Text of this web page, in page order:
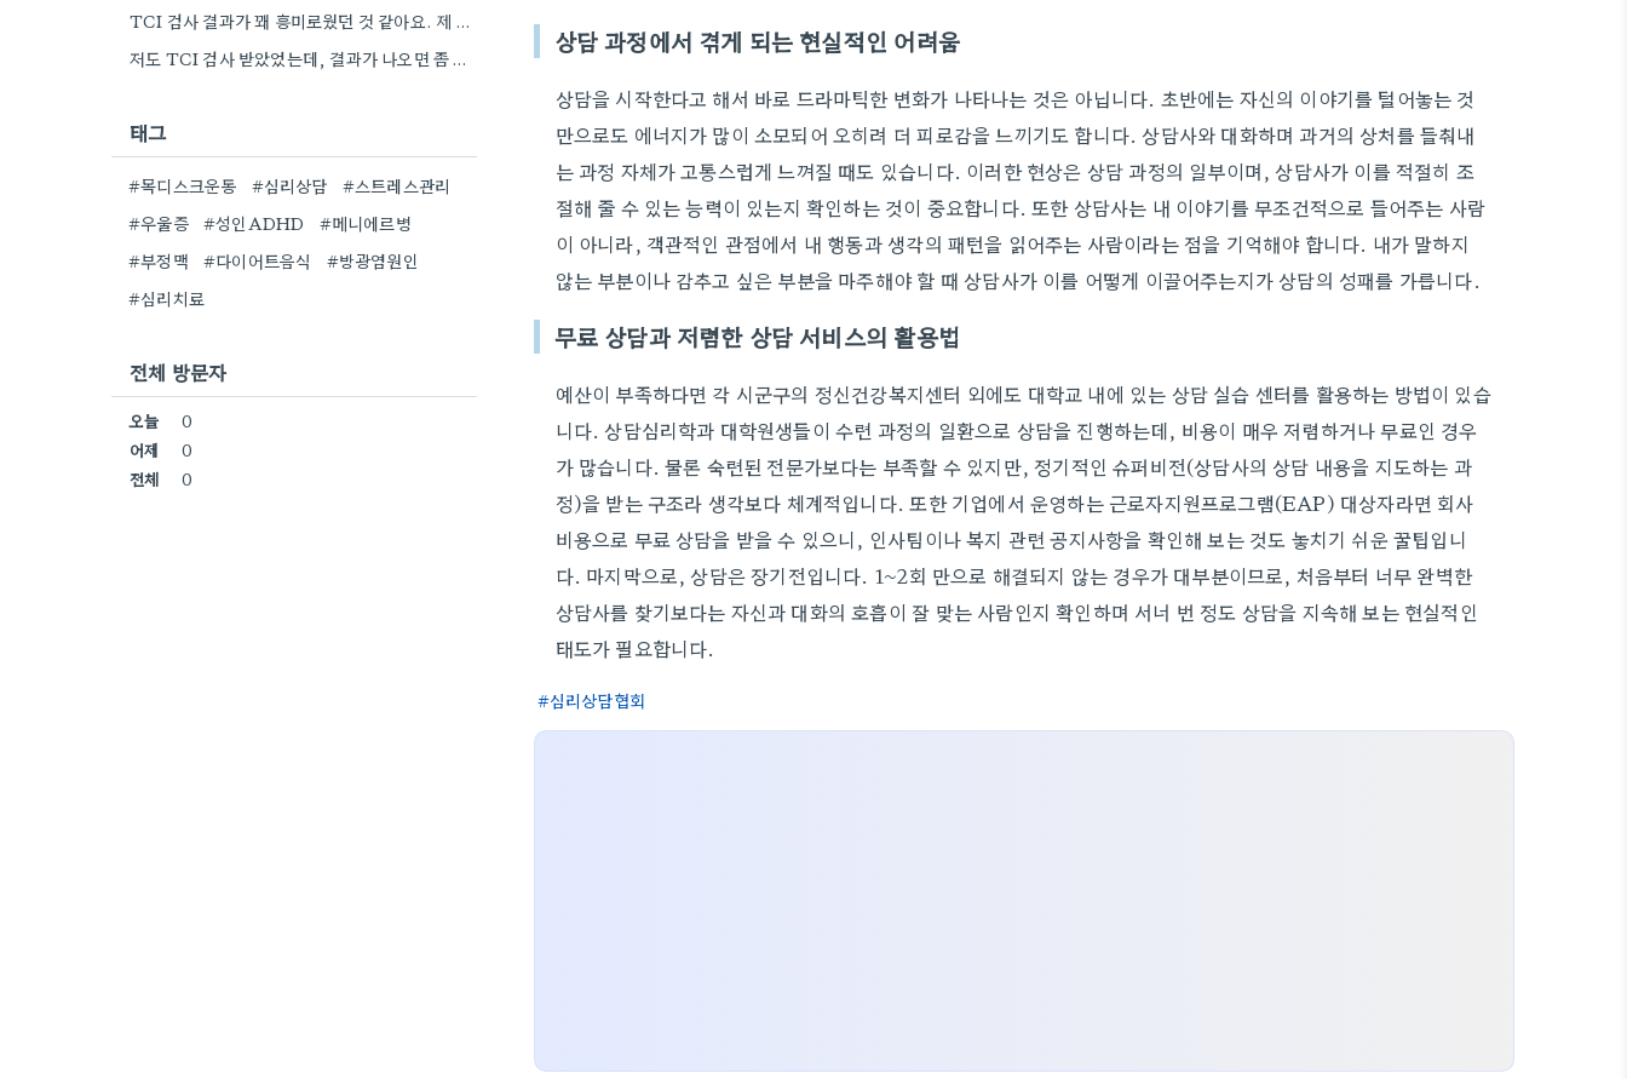
상담 과정에서 겪게 되는 현실적인 어려움
상담을 시작한다고 해서 바로 드라마틱한 변화가 나타나는 것은 아닙니다. 초반에는 자신의 이야기를 털어놓는 것
만으로도 에너지가 많이 소모되어 오히려 더 피로감을 느끼기도 합니다. 상담사와 대화하며 과거의 상처를 들춰내
는 과정 자체가 고통스럽게 느껴질 때도 있습니다. 이러한 현상은 상담 과정의 일부이며, 상담사가 이를 적절히 조
절해 줄 수 있는 능력이 있는지 확인하는 것이 중요합니다. 또한 상담사는 내 이야기를 무조건적으로 들어주는 사람
이 아니라, 객관적인 관점에서 내 행동과 생각의 패턴을 읽어주는 사람이라는 점을 기억해야 합니다. 내가 말하지
않는 부분이나 감추고 싶은 부분을 마주해야 할 때 상담사가 이를 어떻게 이끌어주는지가 상담의 성패를 가릅니다.
무료 상담과 저렴한 상담 서비스의 활용법
예산이 부족하다면 각 시군구의 정신건강복지센터 외에도 대학교 내에 있는 상담 실습 센터를 활용하는 방법이 있습
니다. 상담심리학과 대학원생들이 수련 과정의 일환으로 상담을 진행하는데, 비용이 매우 저렴하거나 무료인 경우
가 많습니다. 물론 숙련된 전문가보다는 부족할 수 있지만, 정기적인 슈퍼비전(상담사의 상담 내용을 지도하는 과
정)을 받는 구조라 생각보다 체계적입니다. 또한 기업에서 운영하는 근로자지원프로그램(EAP) 대상자라면 회사
비용으로 무료 상담을 받을 수 있으니, 인사팀이나 복지 관련 공지사항을 확인해 보는 것도 놓치기 쉬운 꿀팁입니
다. 마지막으로, 상담은 장기전입니다. 1~2회 만으로 해결되지 않는 경우가 대부분이므로, 처음부터 너무 완벽한
상담사를 찾기보다는 자신과 대화의 호흡이 잘 맞는 사람인지 확인하며 서너 번 정도 상담을 지속해 보는 현실적인
태도가 필요합니다.
심리상담협회
TCI 검사 결과가 꽤 흥미로웠던 것 같아요. 제 경우에도 비슷한 느낌으로, 결과지를 보지도 않고 던져버리는…
저도 TCI 검사 받았었는데, 결과가 나오면 좀 씁쓸하더라고요. 제 경우에는 결과가 나오자마자 바로 잊어버렸어요.
태그
#목디스크운동 #심리상담
#스트레스관리
#우울증
#성인ADHD
#메니에르병
#부정맥
#다이어트음식
#방광염원인
#심리치료
전체 방문자
오늘
0
어제
0
전체
0